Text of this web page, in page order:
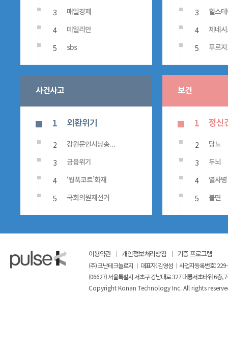
3 매일경제
4 데일리안
5 sbs
3 힐스
4 제네
5 푸르
사건사고
1 외환위기
2 강원문인시낭송대회
3 금융위기
4 ‘웡푹코트’화재
5 국회의원재선거
보건
1 정신
2 당뇨
3 두뇌
4 열사병
5 불면
이용약관 개인정보처리방침 기증 프로그램
(주) 코난테크놀로지 ㅣ 대표자: 김영섬 ㅣ사업자등록번호:
(06627) 서울특별시 서초구 강남대로 327 대륭서초타워 6층,
Copyright Konan Technology Inc. All rights